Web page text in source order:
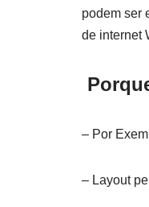
podem ser
de internet
– Por
– Layout